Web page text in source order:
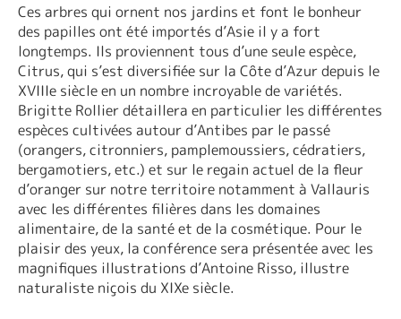
Ces arbres qui ornent nos jardins et font le bonheur
des papilles ont été importés d’Asie il y a fort
longtemps. Ils proviennent tous d’une seule espèce,
Citrus, qui s’est diversifiée sur la Côte d’Azur depuis le
XVIIIe siècle en un nombre incroyable de variétés.
Brigitte Rollier détaillera en particulier les différentes
espèces cultivées autour d’Antibes par le passé
(orangers, citronniers, pamplemoussiers, cédratiers,
bergamotiers, etc.) et sur le regain actuel de la fleur
d’oranger sur notre territoire notamment à Vallauris
avec les différentes filières dans les domaines
alimentaire, de la santé et de la cosmétique. Pour le
plaisir des yeux, la conférence sera présentée avec les
magnifiques illustrations d’Antoine Risso, illustre
naturaliste niçois du XIXe siècle.